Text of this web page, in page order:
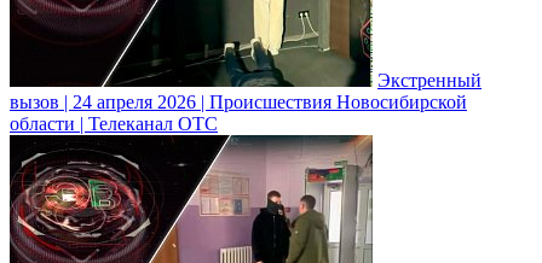
Экстренный
вызов | 24 апреля 2026 | Происшествия Новосибирской
области | Телеканал ОТС